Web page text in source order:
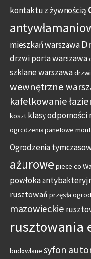
kontaktu z żywnością
mieszkań warszawa
drzwi porta warszawa
szklane warszawa
wewnętrzne
kafelkowanie
koszt klasy odporności
ogrodzenia panelowe
Ogrodzenia
ażurowepiece co
powłoka
rusztowań przęsła
mazowieckie
rusztowania
budowlane syfon